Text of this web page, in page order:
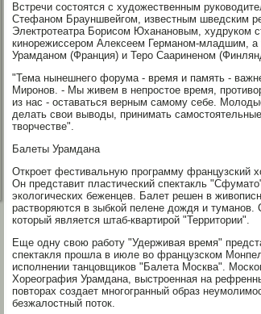
Встречи состоятся с художественным
Стефаном Брауншвейгом, известным шведским
Электротеатра Борисом Юханановым, худруком
кинорежиссером Алексеем Германом-младшим,
Урамданом (Франция) и Теро Саариненом
"Тема нынешнего форума - время и память -
Миронов. - Мы живем в непростое время,
из нас - оставаться верным самому себе.
делать свои выводы, принимать
творчестве".
Балеты Урамдана
Откроет фестивальную программу французский
Он представит пластический спектакль
экологических беженцев. Балет решен в
растворяются в зыбкой пелене дождя и туманов.
который является штаб-квартирой "Территории".
Еще одну свою работу "Удерживая время"
спектакля прошла в июле во французском
исполнении танцовщиков "Балета Москва".
Хореография Урамдана, выстроенная на
повторах создает многогранный образ
безжалостный поток.